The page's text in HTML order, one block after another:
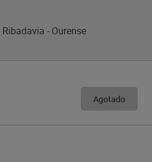
- Ourense
Agotado